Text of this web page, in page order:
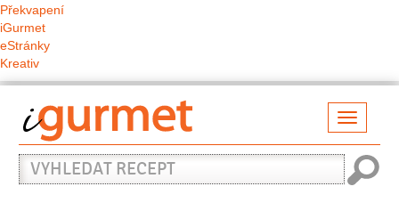
Překvapení
iGurmet
eStránky
Kreativ
Vyhledat
recept